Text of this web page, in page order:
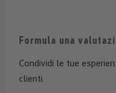
Formula una
Condividi le tue
clienti.